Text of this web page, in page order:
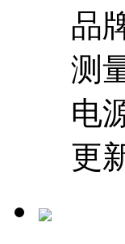
品
测
电
更